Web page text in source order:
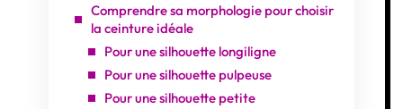
Comprendre sa morphologie pour choisir
la ceinture idéale
Pour une silhouette longiligne
Pour une silhouette pulpeuse
Pour une silhouette petite